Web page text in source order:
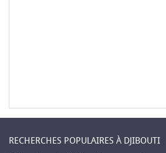
RECHERCHES POPULAIRES À DJIBOUTI